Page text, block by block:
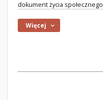
dokument życia społecznego
Więcej